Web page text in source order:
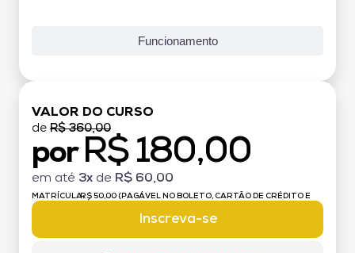
Funcionamento
VALOR DO CURSO
de R$ 360,00
por R$ 180,00
em até 3x de R$ 60,00
MATRÍCULA:R$ 50,00 (PAGÁVEL NO BOLETO, CARTÃO DE CRÉDITO E
Inscreva-se